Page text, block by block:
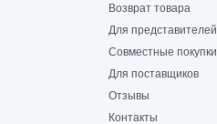
Возврат товара
Для представителей
Совместные покупки
Для поставщиков
Отзывы
Контакты